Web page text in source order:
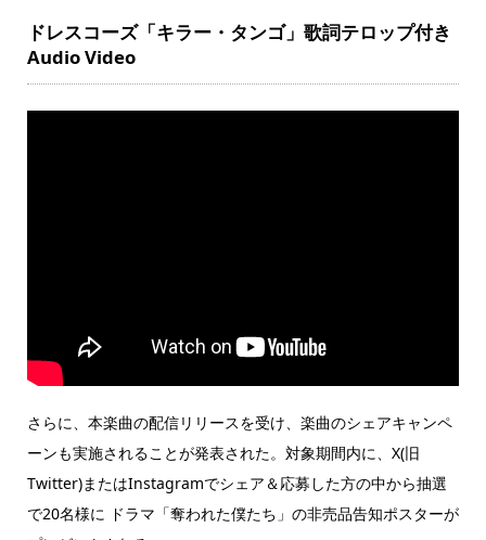
ドレスコーズ「キラー・タンゴ」歌詞テロップ付き
Audio Video
さらに、本楽曲の配信リリースを受け、楽曲のシェアキャンペ
ーンも実施されることが発表された。対象期間内に、X(旧
Twitter)またはInstagramでシェア＆応募した方の中から抽選
で20名様に ドラマ「奪われた僕たち」の非売品告知ポスターが